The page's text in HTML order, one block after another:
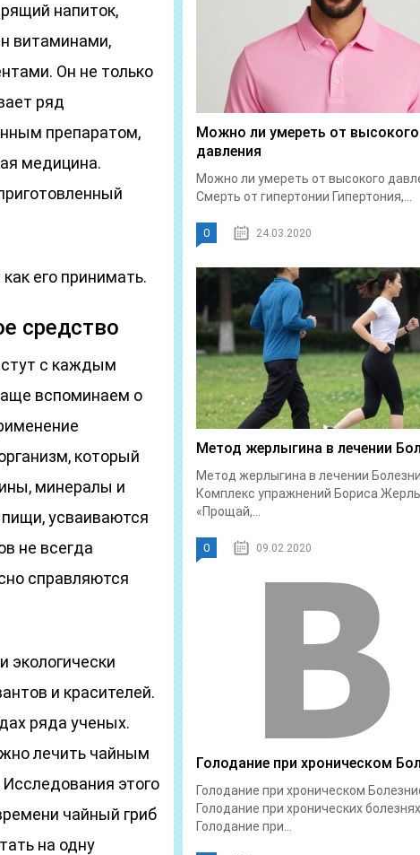
напиток,
витаминами,
Он не только
ряд
препаратом,
медицина.
его принимать.
средство
с каждым
вспоминаем о
который
минералы и
усваиваются
не всегда
справляются
экологически
и красителей.
ряда ученых.
лечить чайным
Исследования этого
чайный гриб
на одну
Можно ли умереть от высокого
давления
Можно ли умереть от высокого
Смерть от гипертонии Гипертония,...
0 24.03.2020
Метод жерлыгина в лечении
Метод жерлыгина в лечении
Комплекс упражнений Бориса
«Прощай,...
0 09.02.2020
Голодание при хроническом
Голодание при хроническом
Голодание при хронических болезнях
Голодание при...